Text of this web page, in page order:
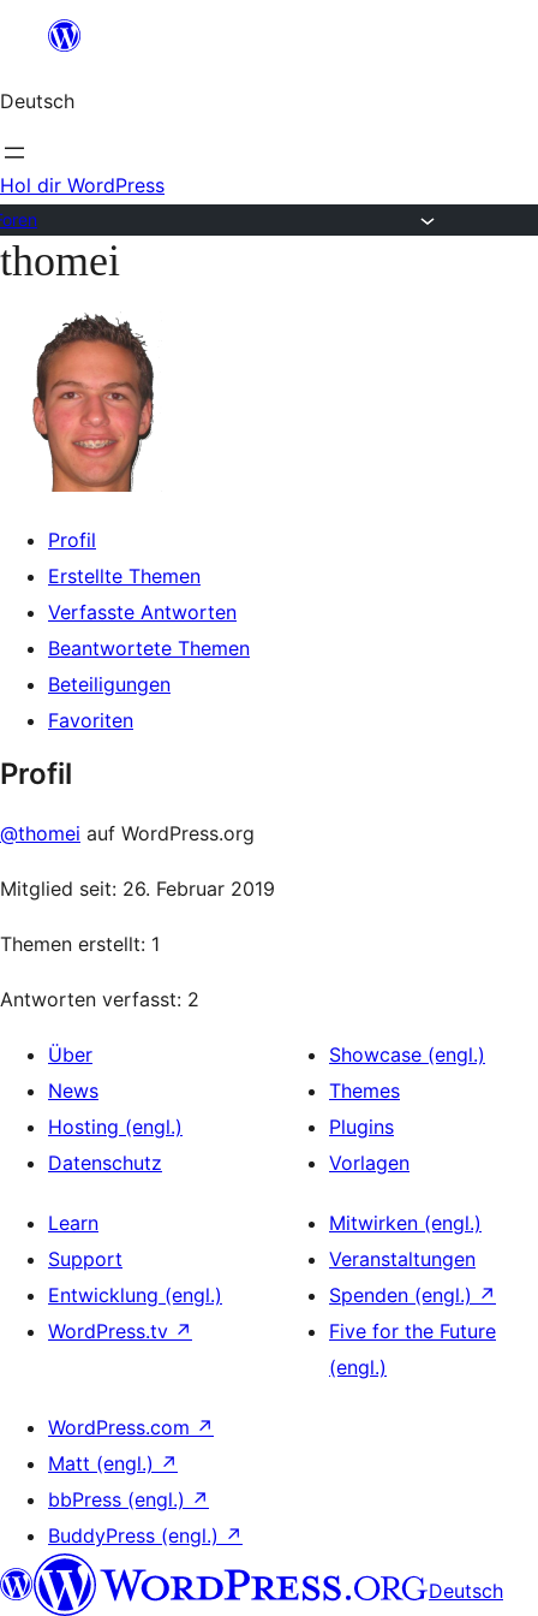
springen
Deutsch
Hol dir WordPress
Zum
springen
thomei
Profil
Erstellte Themen
Verfasste Antworten
Beantwortete Themen
Beteiligungen
Favoriten
Profil
@thomei auf WordPress.org
Mitglied seit: 26. Februar 2019
Themen erstellt: 1
Antworten verfasst: 2
Über
News
Hosting (engl.)
Datenschutz
Showcase (engl.)
Themes
Plugins
Vorlagen
Learn
Support
Entwicklung (engl.)
WordPress.tv ↗
Mitwirken (engl.)
Veranstaltungen
Spenden (engl.) ↗
Five for the Future
(engl.)
WordPress.com ↗
Matt (engl.) ↗
bbPress (engl.) ↗
BuddyPress (engl.) ↗
Deutsch